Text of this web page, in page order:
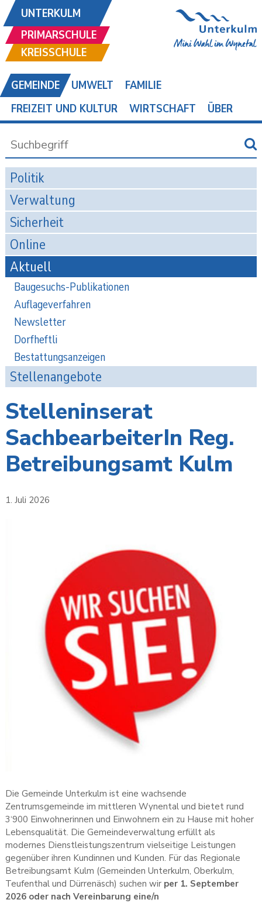
UNTERKULM
PRIMARSCHULE
KREISSCHULE
GEMEINDE UMWELT
FAMILIE
FREIZEIT UND KULTUR
WIRTSCHAFT ÜBER
Politik
Verwaltung
Sicherheit
Online
Aktuell
Baugesuchs-Publikationen
Auflageverfahren
Newsletter
Dorfheftli
Bestattungsanzeigen
Stellenangebote
Stelleninserat
SachbearbeiterIn Reg.
Betreibungsamt Kulm
1. Juli 2026
Die Gemeinde Unterkulm ist eine wachsende
Zentrumsgemeinde im mittleren Wynental und bietet rund
3‘900 Einwohnerinnen und Einwohnern ein zu Hause mit hoher
Lebensqualität. Die Gemeindeverwaltung erfüllt als
modernes Dienstleistungszentrum vielseitige Leistungen
gegen­über ihren Kundinnen und Kunden. Für das Regionale
Betreibungsamt Kulm (Gemeinden Unterkulm, Oberkulm,
Teufenthal und Dürrenäsch) suchen wir per 1. September
2026 oder nach Vereinbarung eine/n